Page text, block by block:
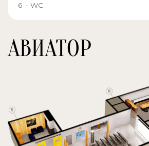
- WC
АВИАТОР